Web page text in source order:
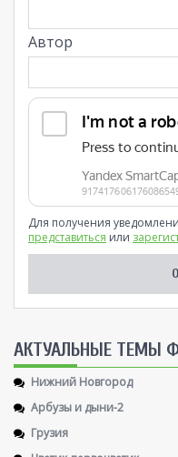
Автор
Для получения
представиться или
AКТУАЛЬНЫЕ ТЕМЫ
Нижний Новгород
Арбузы и дыни-2
Грузия